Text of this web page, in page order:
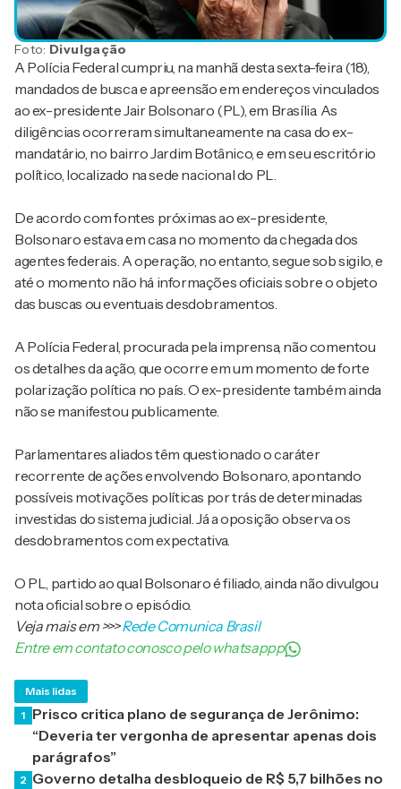
Foto: Divulgação
A Polícia Federal cumpriu, na manhã desta sexta-feira (18),
mandados de busca e apreensão em endereços vinculados
ao ex-presidente Jair Bolsonaro (PL), em Brasília. As
diligências ocorreram simultaneamente na casa do ex-
mandatário, no bairro Jardim Botânico, e em seu escritório
político, localizado na sede nacional do PL.
De acordo com fontes próximas ao ex-presidente,
Bolsonaro estava em casa no momento da chegada dos
agentes federais. A operação, no entanto, segue sob sigilo, e
até o momento não há informações oficiais sobre o objeto
das buscas ou eventuais desdobramentos.
A Polícia Federal, procurada pela imprensa, não comentou
os detalhes da ação, que ocorre em um momento de forte
polarização política no país. O ex-presidente também ainda
não se manifestou publicamente.
Parlamentares aliados têm questionado o caráter
recorrente de ações envolvendo Bolsonaro, apontando
possíveis motivações políticas por trás de determinadas
investidas do sistema judicial. Já a oposição observa os
desdobramentos com expectativa.
O PL, partido ao qual Bolsonaro é filiado, ainda não divulgou
nota oficial sobre o episódio.
Veja mais em>>>Rede Comunica Brasil
Entre em contato conosco pelo whatsappp
Mais lidas
1 Prisco critica plano de segurança de Jerônimo:
“Deveria ter vergonha de apresentar apenas dois
parágrafos”
2 Governo detalha desbloqueio de R$ 5,7 bilhões no